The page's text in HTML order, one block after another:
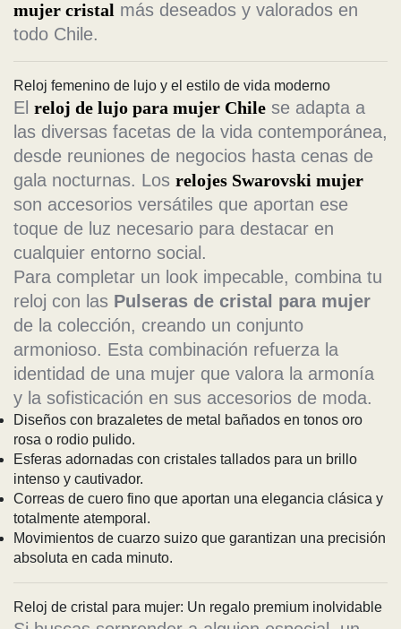
mujer cristal más deseados y valorados en
todo Chile.
Reloj femenino de lujo y el estilo de vida moderno
El reloj de lujo para mujer Chile se adapta a
las diversas facetas de la vida contemporánea,
desde reuniones de negocios hasta cenas de
gala nocturnas. Los relojes Swarovski mujer
son accesorios versátiles que aportan ese
toque de luz necesario para destacar en
cualquier entorno social.
Para completar un look impecable, combina tu
reloj con las Pulseras de cristal para mujer
de la colección, creando un conjunto
armonioso. Esta combinación refuerza la
identidad de una mujer que valora la armonía
y la sofisticación en sus accesorios de moda.
Diseños con brazaletes de metal bañados en tonos oro
rosa o rodio pulido.
Esferas adornadas con cristales tallados para un brillo
intenso y cautivador.
Correas de cuero fino que aportan una elegancia clásica y
totalmente atemporal.
Movimientos de cuarzo suizo que garantizan una precisión
absoluta en cada minuto.
Reloj de cristal para mujer: Un regalo premium inolvidable